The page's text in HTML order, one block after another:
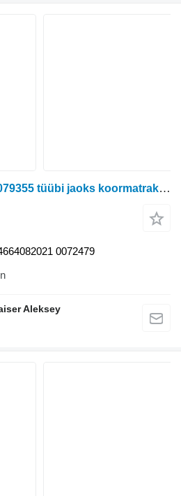
Käigukast ZF CP230 0079355 tüübi jaoks koormatraktori Ponsse Bison varuosadena
0072479
Aleksey